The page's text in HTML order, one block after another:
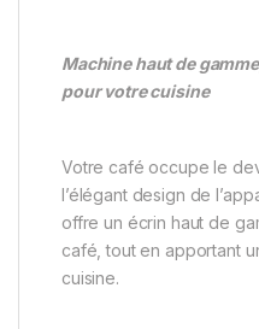
Machine haut de
pour votre cuisine
Votre café occupe le
l’élégant design de
offre un écrin haut de
café, tout en apportant
cuisine.